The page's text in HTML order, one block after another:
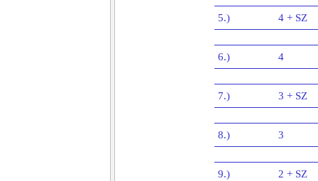
5.) 4 + SZ
6.) 4
7.) 3 + SZ
8.) 3
9.) 2 + SZ